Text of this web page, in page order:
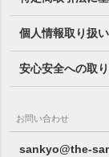
個人情報取り扱
安心安全への取
お問い合わせ
sankyo@the-